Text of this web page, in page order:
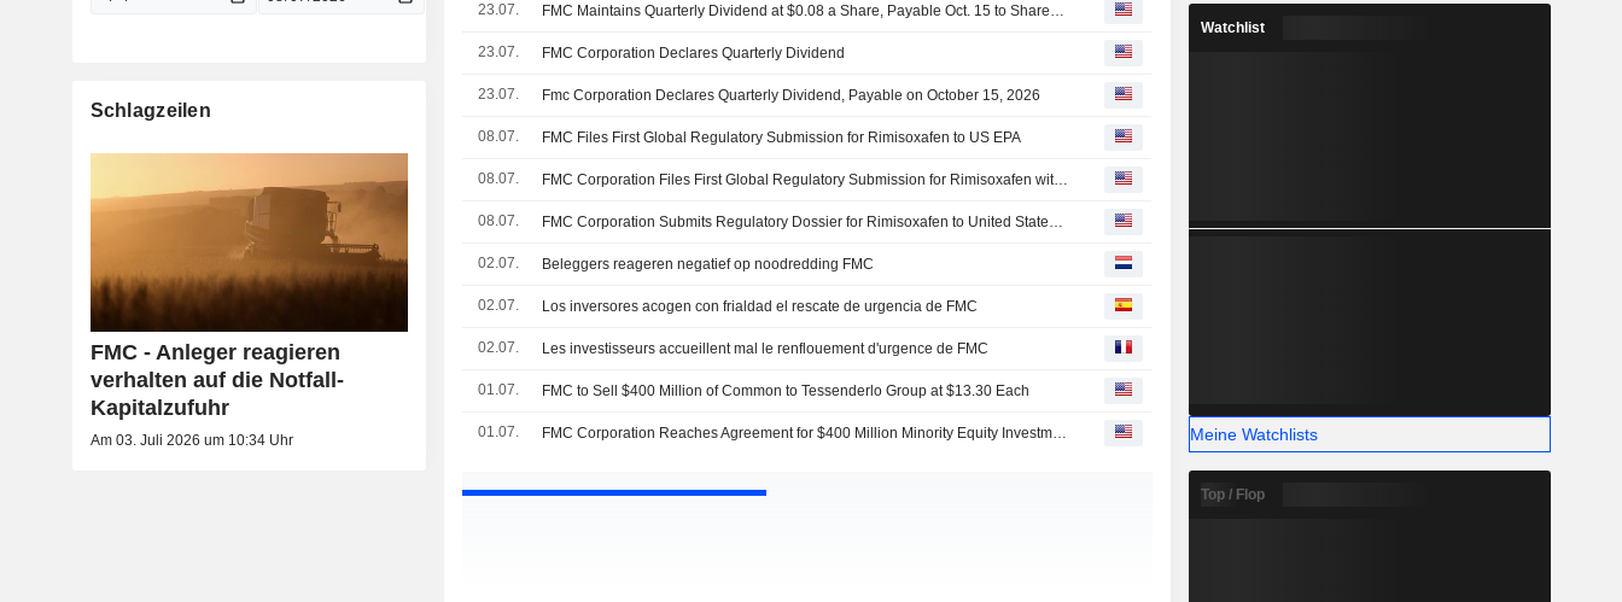
23.07. FMC Maintains Quarterly Dividend at $0.08 a Share, Payable Oct. 15 to Shareholders of Record on Sept. 30
23.07. FMC Corporation Declares Quarterly Dividend
23.07. Fmc Corporation Declares Quarterly Dividend, Payable on October 15, 2026
08.07. FMC Files First Global Regulatory Submission for Rimisoxafen to US EPA
08.07. FMC Corporation Files First Global Regulatory Submission for Rimisoxafen with United States Environmental Protection Agency
08.07. FMC Corporation Submits Regulatory Dossier for Rimisoxafen to United States Environmental Protection Agency
02.07. Beleggers reageren negatief op noodredding FMC
02.07. Los inversores acogen con frialdad el rescate de urgencia de FMC
02.07. Les investisseurs accueillent mal le renflouement d'urgence de FMC
01.07. FMC to Sell $400 Million of Common to Tessenderlo Group at $13.30 Each
01.07. FMC Corporation Reaches Agreement for $400 Million Minority Equity Investment from Tessenderlo Group
Schlagzeilen
FMC - Anleger reagieren
verhalten auf die Notfall-
Kapitalzufuhr
Am 03. Juli 2026 um 10:34 Uhr
Watchlist
Meine Watchlists
Top / Flop